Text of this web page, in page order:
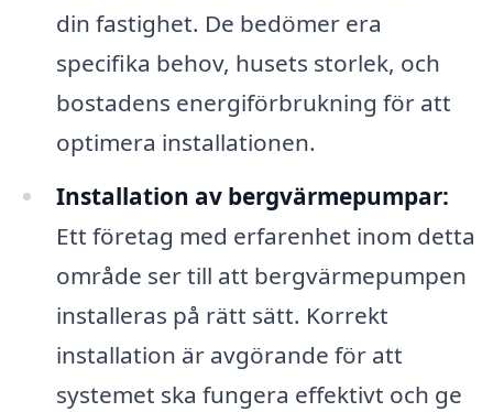
din fastighet. De bedömer era
specifika behov, husets storlek, och
bostadens energiförbrukning för att
optimera installationen.
Installation av bergvärmepumpar:
Ett företag med erfarenhet inom detta
område ser till att bergvärmepumpen
installeras på rätt sätt. Korrekt
installation är avgörande för att
systemet ska fungera effektivt och ge